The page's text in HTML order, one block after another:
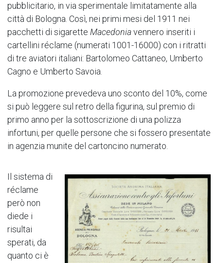
pubblicitario, in via sperimentale limitatamente alla
città di Bologna. Così, nei primi mesi del 1911 nei
pacchetti di sigarette Macedoniavennero inseriti i
cartellini réclame (numerati 1001-16000) con i ritratti
di tre aviatori italiani: Bartolomeo Cattaneo, Umberto
Cagno e Umberto Savoia.
La promozione prevedeva uno sconto del 10%, come
si può leggere sul retro della figurina, sul premio di
primo anno per la sottoscrizione di una polizza
infortuni, per quelle persone che si fossero presentate
in agenzia munite del cartoncino numerato.
Il sistema di
réclame
però non
diede i
risultai
sperati, da
quanto ci è